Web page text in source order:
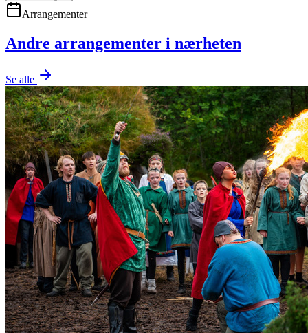
Arrangementer
Andre arrangementer i nærheten
Se alle